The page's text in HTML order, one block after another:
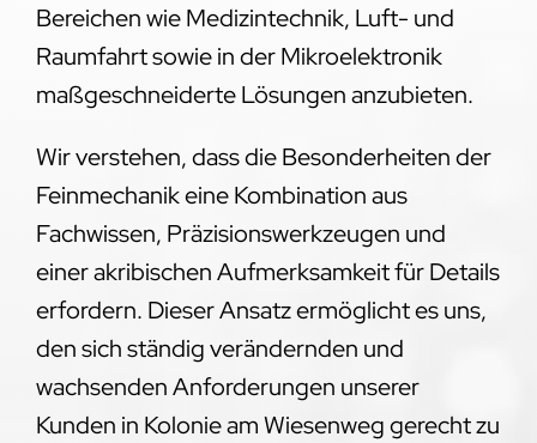
Bereichen wie Medizintechnik, Luft- und
Raumfahrt sowie in der Mikroelektronik
maßgeschneiderte Lösungen anzubieten.
Wir verstehen, dass die Besonderheiten der
Feinmechanik eine Kombination aus
Fachwissen, Präzisionswerkzeugen und
einer akribischen Aufmerksamkeit für Details
erfordern. Dieser Ansatz ermöglicht es uns,
den sich ständig verändernden und
wachsenden Anforderungen unserer
Kunden in Kolonie am Wiesenweg gerecht zu